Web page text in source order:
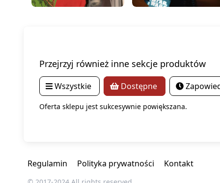
Przejrzyj również inne sekcje produktów
Wszystkie Dostępne
Oferta sklepu jest sukcesywnie powiększana.
Regulamin Polityka prywatności Kontakt